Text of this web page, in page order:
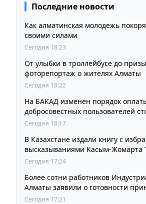
Последние новости
Как алматинская молодежь
своими силами
Сегодня 18:23
От улыбки в троллейбусе до
фоторепортаж о жителях Алматы
Сегодня 18:22
На БАКАД изменен порядок
добросовестных пользователей
остается прежней
Сегодня 18:17
В Казахстане издали книгу с
высказываниями Касым-Жомарта
Сегодня 17:24
Более сотни работников
Алматы заявили о готовности
выборах членов Курылтая
Сегодня 17:21